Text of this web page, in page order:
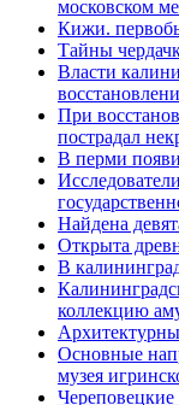
московском
Кижи.
Тайны
Власти
При
пострадал
В перми
Найдена
Открыта
В
коллекцию
Основные
музея
Череповецкие